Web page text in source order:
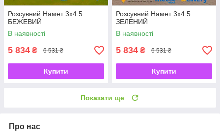
Розсувний Намет 3х4.5
БЕЖЕВИЙ
В наявності
5 834 ₴ 6 531 ₴
Купити
Розсувний Намет 3х4.5
ЗЕЛЕНИЙ
В наявності
5 834 ₴ 6 531 ₴
Купити
Показати ще
Про нас